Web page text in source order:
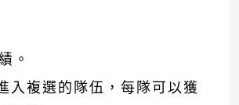
。
入複選的隊伍，每隊可以獲